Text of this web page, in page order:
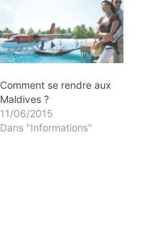
Comment se rendre aux
Maldives ?
11/06/2015
Dans "Informations"